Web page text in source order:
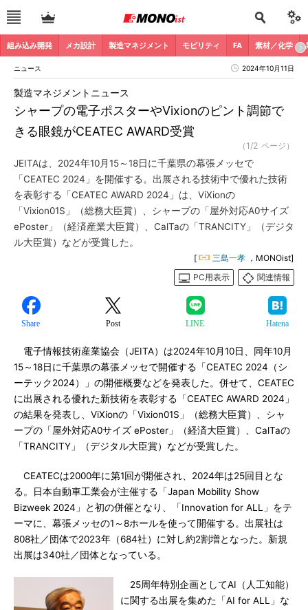
組み込み開発 メカ設計 製造マネジメント モビリティ FA 素材／化学
ニュース 2024年10月11日
シャープの電子ポスターやVixionのピント調節で
きる眼鏡がCEATEC AWARD受賞
製造マネジメントニュース
（1/2 ページ）
JEITAは、2024年10月15～18日に千葉県の幕張メッセで
「CEATEC 2024」を開催する。出展される技術中で優れた技術
を表彰する「CEATEC AWARD 2024」は、ViXionの
「Vixion01S」（総務大臣賞）、シャープの「屋外対応A0サイズ
ePoster」（経済産業大臣賞）、CalTaの「TRANCITY」（デジタ
ル大臣賞）などが受賞した。
[ 三島一孝 ，MONOist]
PC用表示
関連情報
Share Post LINE Hatena
電子情報技術産業協会（JEITA）は2024年10月10日、同年10月
15～18日に千葉県の幕張メッセで開催する「CEATEC 2024（シ
ーテック2024）」の開催概要などを発表した。併せて、CEATEC
に出展される優れた新技術を表彰する「CEATEC AWARD 2024」
の結果を発表し、ViXionの「Vixion01S」（総務大臣賞）、シャ
ープの「屋外対応A0サイズ ePoster」（経済大臣賞）、CalTaの
「TRANCITY」（デジタル大臣賞）などが受賞した。
CEATECは2000年に第1回が開催され、2024年は25回目とな
る。日本自動車工業会が主催する「Japan Mobility Show
Bizweek 2024」と初の併催となり、「Innovation for ALL」をテ
ーマに、幕張メッセの1～8ホールを使って開催する。出展社は
808社／団体で2023年（684社）に対し約2割増となった。新規
出展は340社／団体となっている。
25周年特別企画としてAI（人工知能）
に関する出展を集めた「AI for ALL」な